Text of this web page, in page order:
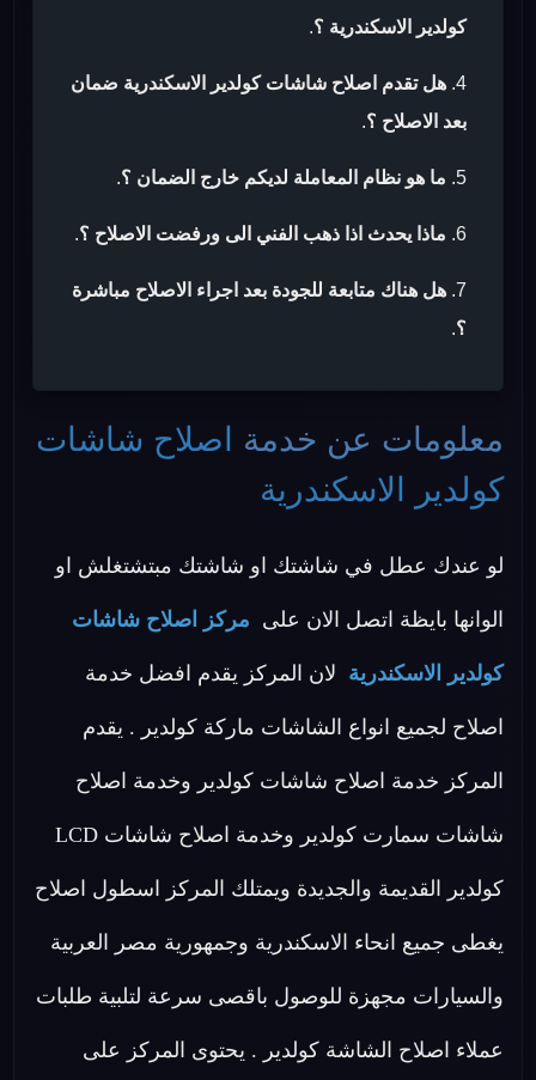
كولدير الاسكندرية ؟.
هل تقدم اصلاح شاشات كولدير الاسكندرية ضمان
بعد الاصلاح ؟.
ما هو نظام المعاملة لديكم خارج الضمان ؟.
ماذا يحدث اذا ذهب الفني الى ورفضت الاصلاح ؟.
هل هناك متابعة للجودة بعد اجراء الاصلاح مباشرة
؟.
معلومات عن خدمة
اصلاح شاشات
كولدير الاسكندرية
لو عندك عطل في شاشتك او شاشتك مبتشتغلش او
الوانها بايظة اتصل الان على مركز اصلاح شاشات
كولدير الاسكندرية لان المركز يقدم افضل خدمة
اصلاح لجميع انواع الشاشات ماركة كولدير . يقدم
المركز خدمة اصلاح شاشات كولدير وخدمة اصلاح
شاشات سمارت كولدير وخدمة اصلاح شاشات LCD
كولدير القديمة والجديدة ويمتلك المركز اسطول اصلاح
يغطى جميع انحاء الاسكندرية وجمهورية مصر العربية
والسيارات مجهزة للوصول باقصى سرعة لتلبية طلبات
عملاء اصلاح الشاشة كولدير . يحتوى المركز على